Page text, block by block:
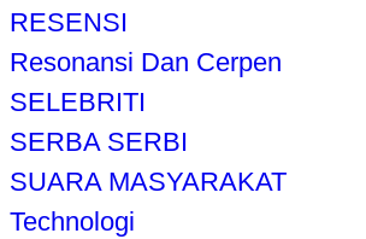
RESENSI
Resonansi Dan Cerpen
SELEBRITI
SERBA SERBI
SUARA MASYARAKAT
Technologi